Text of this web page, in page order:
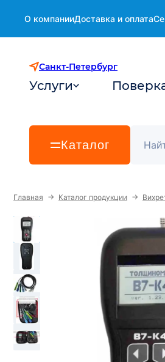
О компанииДоставка и оплата
Санкт-Петербург
Услуги
Каталог
Главная → Каталог продукции →